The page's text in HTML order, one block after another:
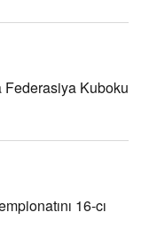
Federasiya Kuboku
16-cı